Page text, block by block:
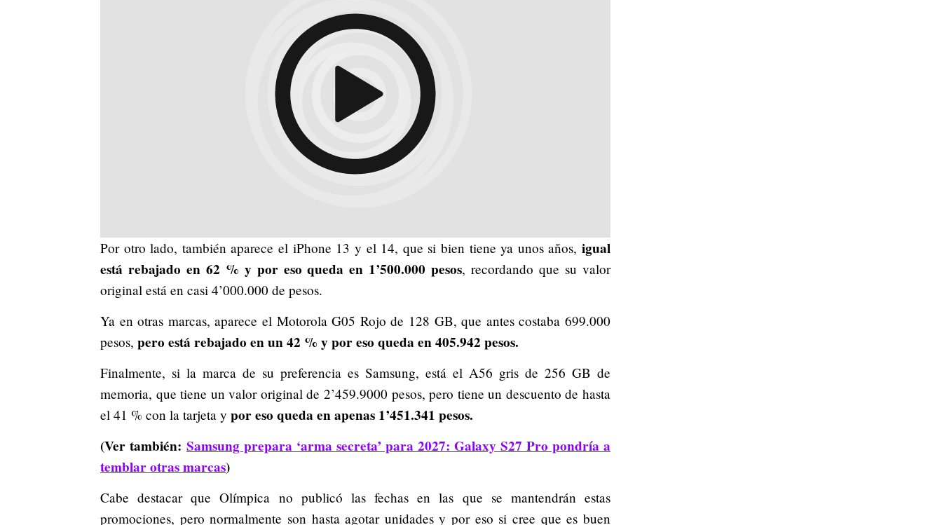
Por otro lado, también aparece el iPhone 13 y el 14, que si bien tiene ya unos años, igual
está rebajado en 62 % y por eso queda en 1’500.000 pesos, recordando que su valor
original está en casi 4’000.000 de pesos.
Ya en otras marcas, aparece el Motorola G05 Rojo de 128 GB, que antes costaba 699.000
pesos, pero está rebajado en un 42 % y por eso queda en 405.942 pesos.
Finalmente, si la marca de su preferencia es Samsung, está el A56 gris de 256 GB de
memoria, que tiene un valor original de 2’459.9000 pesos, pero tiene un descuento de hasta
el 41 % con la tarjeta y por eso queda en apenas 1’451.341 pesos.
(Ver también: Samsung prepara ‘arma secreta’ para 2027: Galaxy S27 Pro pondría a
temblar otras marcas)
Cabe destacar que Olímpica no publicó las fechas en las que se mantendrán estas
promociones, pero normalmente son hasta agotar unidades y por eso si cree que es buen